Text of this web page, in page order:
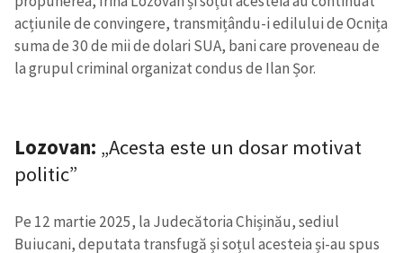
acțiunile de convingere, transmițându-i edilului de Ocnița
suma de 30 de mii de dolari SUA, bani care proveneau de
la grupul criminal organizat condus de Ilan Șor.
Lozovan: „Acesta este un dosar motivat
politic”
Pe 12 martie 2025, la Judecătoria Chișinău, sediul
Buiucani, deputata transfugă și soțul acesteia și-au spus